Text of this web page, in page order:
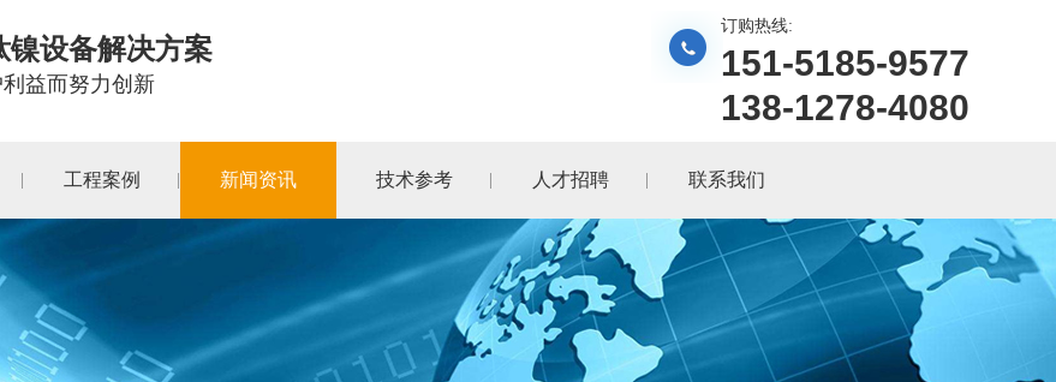
镍设备解决方案
益而努力创新
订购热线:
151-5185-9577
138-1278-4080
工程案例 新闻资讯 技术参考 人才招聘 联系我们